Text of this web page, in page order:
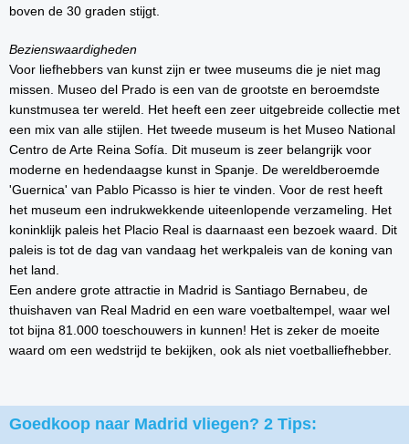
boven de 30 graden stijgt.
Bezienswaardigheden
Voor liefhebbers van kunst zijn er twee museums die je niet mag
missen. Museo del Prado is een van de grootste en beroemdste
kunstmusea ter wereld. Het heeft een zeer uitgebreide collectie met
een mix van alle stijlen. Het tweede museum is het Museo National
Centro de Arte Reina Sofía. Dit museum is zeer belangrijk voor
moderne en hedendaagse kunst in Spanje. De wereldberoemde
'Guernica' van Pablo Picasso is hier te vinden. Voor de rest heeft
het museum een indrukwekkende uiteenlopende verzameling. Het
koninklijk paleis het Placio Real is daarnaast een bezoek waard. Dit
paleis is tot de dag van vandaag het werkpaleis van de koning van
het land.
Een andere grote attractie in Madrid is Santiago Bernabeu, de
thuishaven van Real Madrid en een ware voetbaltempel, waar wel
tot bijna 81.000 toeschouwers in kunnen! Het is zeker de moeite
waard om een wedstrijd te bekijken, ook als niet voetballiefhebber.
Goedkoop naar Madrid vliegen? 2 Tips: